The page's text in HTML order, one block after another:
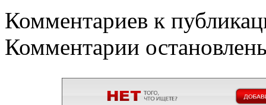
Комментариев к
Комментарии